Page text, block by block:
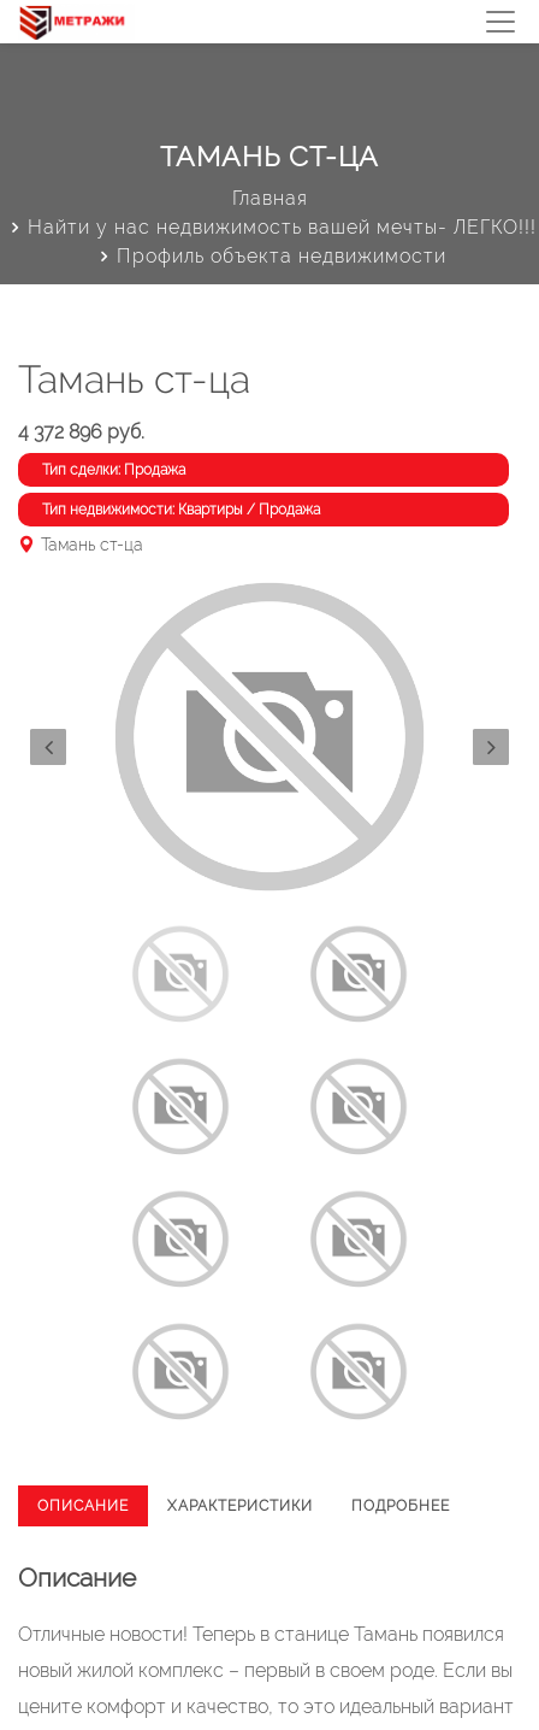
ТАМАНЬ СТ-ЦА
Главная
Найти у нас недвижимость вашей мечты- ЛЕГКО!!!
Профиль объекта недвижимости
Тамань ст-ца
4 372 896 руб.
Тип сделки: Продажа
Тип недвижимости: Квартиры / Продажа
Тамань ст-ца
ОПИСАНИЕ ХАРАКТЕРИСТИКИ ПОДРОБНЕЕ
Описание
Отличные новости! Теперь в станице Тамань появился
новый жилой комплекс – первый в своем роде. Если вы
цените комфорт и качество, то это идеальный вариант